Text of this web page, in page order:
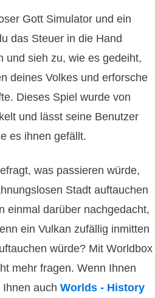
Gott Simulator und ein
das Steuer in die Hand
und sieh zu, wie es gedeiht,
deines Volkes und erforsche
Dieses Spiel wurde von
und lässt seine Benutzer
es ihnen gefällt.
was passieren würde,
Stadt auftauchen
einmal darüber nachgedacht,
ein Vulkan zufällig inmitten
würde? Mit Worldbox
mehr fragen. Wenn Ihnen
auch Worlds - History